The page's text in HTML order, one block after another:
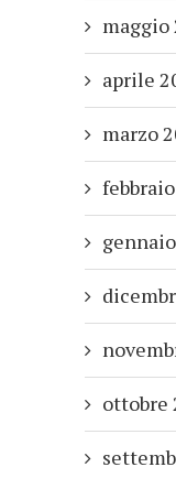
maggio
aprile
marzo
ottobre